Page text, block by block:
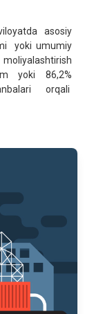
asosiy
yoki umumiy
yoki 86,2%
orqali